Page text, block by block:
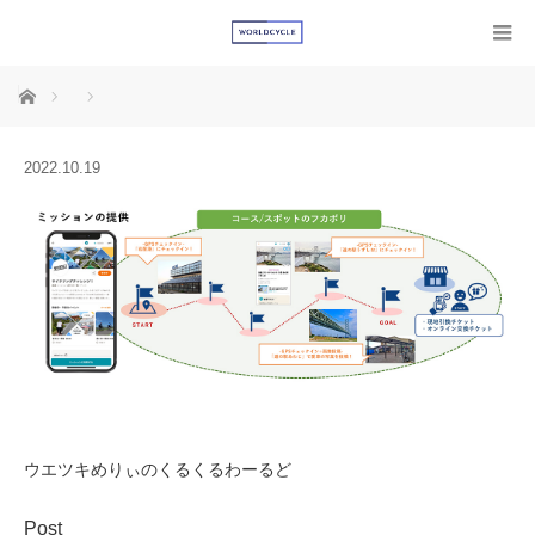
ホーム
2022.10.19
ウエツキめりぃのくるくるわーるど
Post